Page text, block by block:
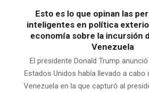
Esto es lo que opinan las
inteligentes en política
economía sobre la incursión
Venezuela
El presidente Donald Trump
Estados Unidos había llevado a cabo
Venezuela en la que capturó al